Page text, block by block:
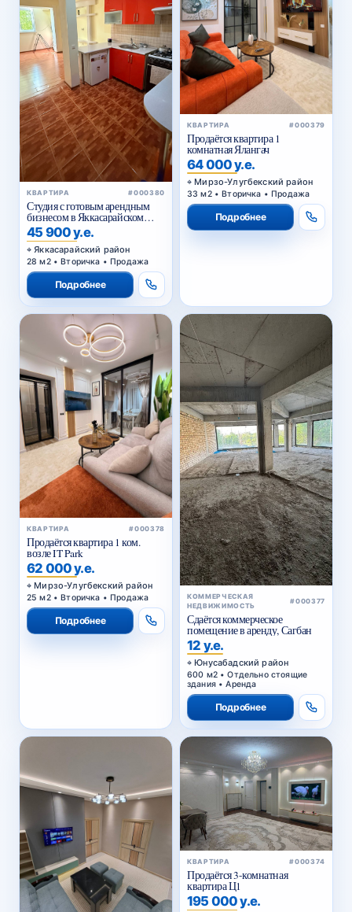
КВАРТИРА #000380
Студия с готовым арендным
бизнесом в Яккасарайском
районе Ташкента
45 900 у.е.
Яккасарайский район
28 м2 • Вторичка • Продажа
Подробнее
КВАРТИРА #000379
Продаётся квартира 1
комнатная Ялангач
64 000 у.е.
Мирзо-Улугбекский район
33 м2 • Вторичка • Продажа
Подробнее
КВАРТИРА #000378
Продаётся квартира 1 ком.
возле IT Park
62 000 у.е.
Мирзо-Улугбекский район
25 м2 • Вторичка • Продажа
Подробнее
КОММЕРЧЕСКАЯ
НЕДВИЖИМОСТЬ
#000377
Сдаётся коммерческое
помещение в аренду, Сагбан
12 у.е.
Юнусабадский район
600 м2 • Отдельно стоящие
здания • Аренда
Подробнее
КВАРТИРА #000374
Продаётся 3-комнатная
квартира Ц1
195 000 у.е.